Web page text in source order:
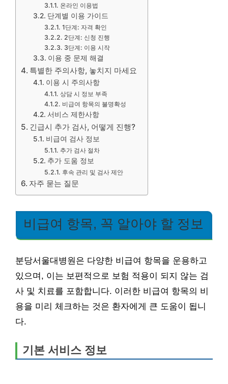
온라인 이용법
단계별 이용 가이드
1단계: 자격 확인
2단계: 신청 진행
3단계: 이용 시작
이용 중 문제 해결
특별한 주의사항, 놓치지 마세요
이용 시 주의사항
상담 시 정보 부족
비급여 항목의 불명확성
서비스 제한사항
긴급시 추가 검사, 어떻게 진행?
비급여 검사 정보
추가 검사 절차
추가 도움 정보
후속 관리 및 검사 제안
자주 묻는 질문
비급여 항목, 꼭 알아야 할 정보
분당서울대병원은 다양한 비급여 항목을 운용하고
있으며, 이는 보편적으로 보험 적용이 되지 않는 검
사 및 치료를 포함합니다. 이러한 비급여 항목의 비
용을 미리 체크하는 것은 환자에게 큰 도움이 됩니
다.
기본 서비스 정보